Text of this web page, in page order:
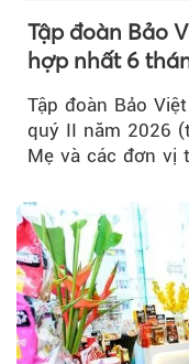
Tập đoàn Bảo
hợp nhất 6
32.000 tỷ
Tập đoàn Bảo
quý II năm 2026
Mẹ và các đơn vị